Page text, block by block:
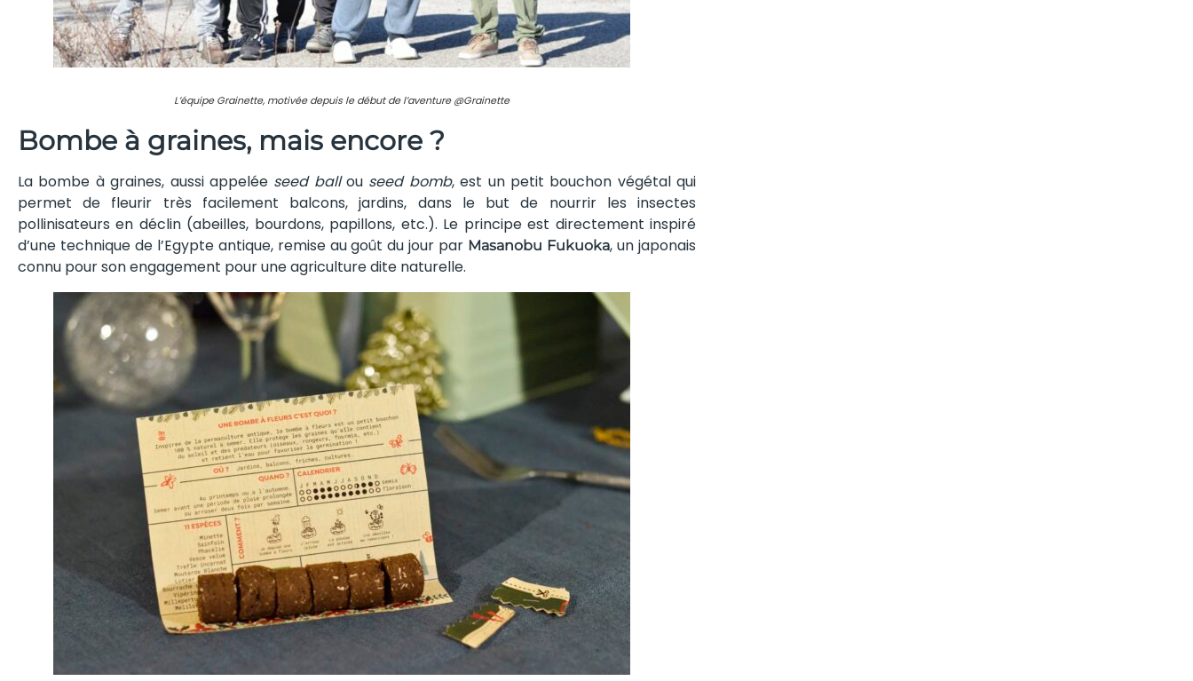
L’équipe Grainette, motivée depuis le début de l’aventure @Grainette
Bombe à graines, mais encore ?
La bombe à graines, aussi appelée seed ballou seed bomb, est un petit bouchon végétal qui
permet de fleurir très facilement balcons, jardins, dans le but de nourrir les insectes
pollinisateurs en déclin (abeilles, bourdons, papillons, etc.). Le principe est directement inspiré
d’une technique de l’Egypte antique, remise au goût du jour par Masanobu Fukuoka, un japonais
connu pour son engagement pour une agriculture dite naturelle.